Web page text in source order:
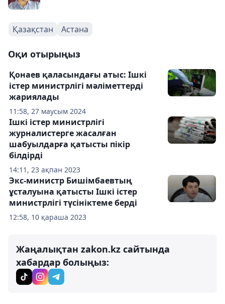
Қазақстан Астана
Оқи отырыңыз
11:58, 27 маусым 2024
Қонаев қаласындағы атыс: Ішкі
істер министрлігі мәліметтерді
жариялады
14:11, 23 ақпан 2023
Ішкі істер министрлігі
журналистерге жасалған
шабуылдарға қатысты пікір
білдірді
12:58, 10 қараша 2023
Экс-министр Бишімбаевтың
ұсталуына қатысты Ішкі істер
министрлігі түсініктеме берді
Жаңалықтан zakon.kz сайтында
хабардар болыңыз: